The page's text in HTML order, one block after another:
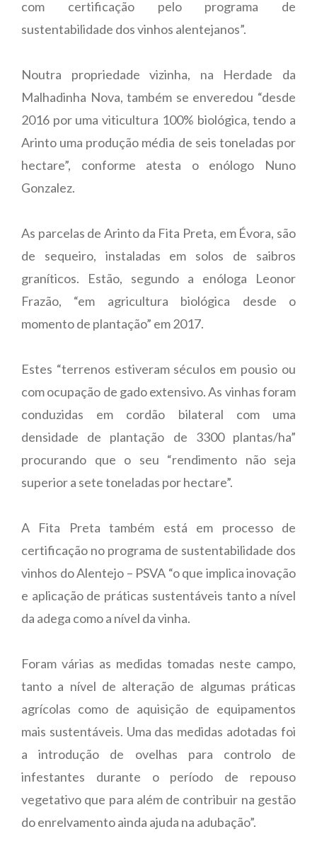
com certificação pelo programa de
sustentabilidade dos vinhos alentejanos”.
Noutra propriedade vizinha, na Herdade da
Malhadinha Nova, também se enveredou “desde
2016 por uma viticultura 100% biológica, tendo a
Arinto uma produção média de seis toneladas por
hectare”, conforme atesta o enólogo Nuno
Gonzalez.
As parcelas de Arinto da Fita Preta, em Évora, são
de sequeiro, instaladas em solos de saibros
graníticos. Estão, segundo a enóloga Leonor
Frazão, “em agricultura biológica desde o
momento de plantação” em 2017.
Estes “terrenos estiveram séculos em pousio ou
com ocupação de gado extensivo. As vinhas foram
conduzidas em cordão bilateral com uma
densidade de plantação de 3300 plantas/ha”
procurando que o seu “rendimento não seja
superior a sete toneladas por hectare”.
A Fita Preta também está em processo de
certificação no programa de sustentabilidade dos
vinhos do Alentejo – PSVA “o que implica inovação
e aplicação de práticas sustentáveis tanto a nível
da adega como a nível da vinha.
Foram várias as medidas tomadas neste campo,
tanto a nível de alteração de algumas práticas
agrícolas como de aquisição de equipamentos
mais sustentáveis. Uma das medidas adotadas foi
a introdução de ovelhas para controlo de
infestantes durante o período de repouso
vegetativo que para além de contribuir na gestão
do enrelvamento ainda ajuda na adubação”.